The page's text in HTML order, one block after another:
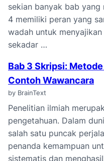
sekian banyak bab
4 memiliki peran yang
wadah untuk
sekadar …
Bab 3 Skripsi:
Contoh Wawancara
by BrainText
Penelitian ilmiah
pengetahuan. Dalam
salah satu puncak
penanda kemampuan
sistematis dan